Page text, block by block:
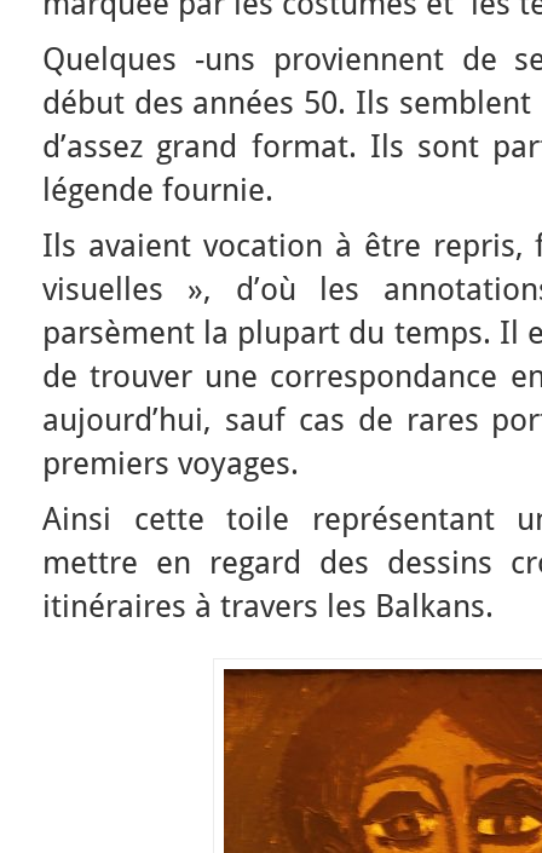
Quelques -uns proviennent de
début des années 50. Ils
d’assez grand format. Ils sont
légende fournie.
Ils avaient vocation à être repris,
visuelles », d’où les
parsèment la plupart du temps. Il
de trouver une correspondance
aujourd’hui, sauf cas de rares
premiers voyages.
Ainsi cette toile représentant
mettre en regard des dessins
itinéraires à travers les Balkans.